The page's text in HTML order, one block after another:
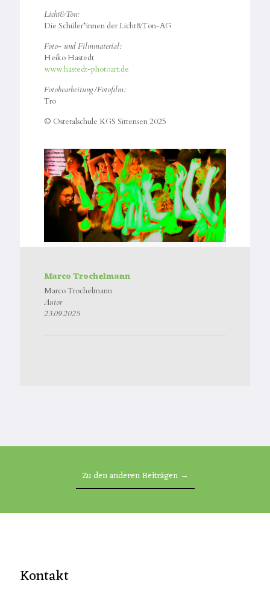
Licht&Ton:
Die Schüler*innen der Licht&Ton-AG
Foto- und Filmmaterial:
Heiko Hastedt
www.hastedt-photoart.de
Fotobearbeitung/Fotofilm:
Tro
© Ostetalschule KGS Sittensen 2025
Marco Trochelmann
Marco Trochelmann
Autor
23.09.2025
Zu den anderen Beiträgen →
Kontakt